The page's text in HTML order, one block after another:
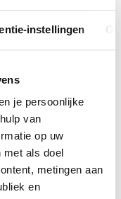
instellingen
je persoonlijke
van
op uw
met als doel
metingen aan
en
examens af te leggen:
hoe een
het voor dat er tijdens
video wordt gemaakt,
om in te sturen.